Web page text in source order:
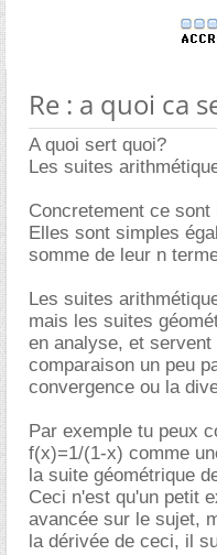
Re : a quoi ca
A quoi sert quoi?
Les suites
Concretement ce
Elles sont simples
somme de leur n
Les suites
mais les suites
en analyse, et
comparaison un peu
convergence ou la
Par exemple tu peux
f(x)=1/(1-x) comme
la suite géométrique
Ceci n'est qu'un petit
avancée sur le sujet,
la dérivée de ceci, il